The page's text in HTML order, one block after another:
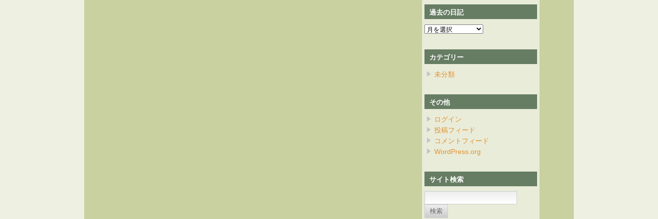
過去の日記
過
の
日
記
カテゴリー
未分類
その他
ログイン
投稿フィード
コメントフィード
WordPress.org
サイト検索
索: